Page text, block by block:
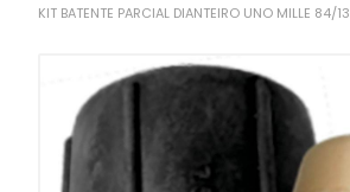
KIT BATENTE PARCIAL DIANTEIRO UNO MILLE 84/13